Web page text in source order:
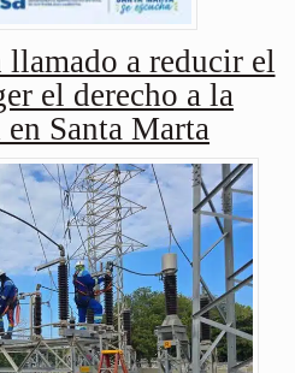
a reducir el
el derecho a la
Santa Marta